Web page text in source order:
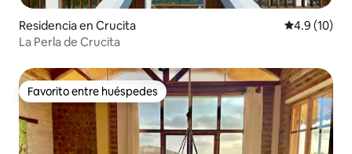
Residencia en Crucita Calificación
4.9 (10)
La Perla de Crucita
Favorito entre huéspedes
Favorito entre huéspedes